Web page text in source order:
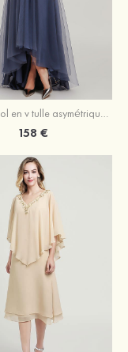
Trapèze col en v tulle asymétrique robe de mère de la mariée
158 €